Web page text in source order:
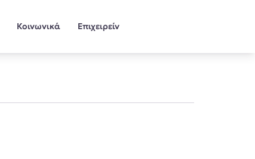
Κοινωνικά Επιχειρείν